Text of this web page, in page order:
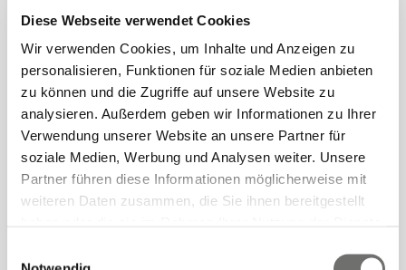
Diese Webseite verwendet Cookies
Wir verwenden Cookies, um Inhalte und Anzeigen zu
personalisieren, Funktionen für soziale Medien anbieten
zu können und die Zugriffe auf unsere Website zu
analysieren. Außerdem geben wir Informationen zu Ihrer
Verwendung unserer Website an unsere Partner für
soziale Medien, Werbung und Analysen weiter. Unsere
Partner führen diese Informationen möglicherweise mit
weiteren Daten zusammen, die Sie ihnen bereitgestellt
Begrenzung von Kohlenwasserstoffen in
mineralölhaltigen Abwässern mit Anteilen an
Biodiesel, Bioheizöl und Ethanol – System A
Einfach und robust für minimalen Aufwand
Der LPA vereint den Schlammfang,
Koaleszenzabscheider und optional die
Probenahmestelle kompakt in einem Tank. Durch die
Kugelform des Behälters ergibt sich eine optimale